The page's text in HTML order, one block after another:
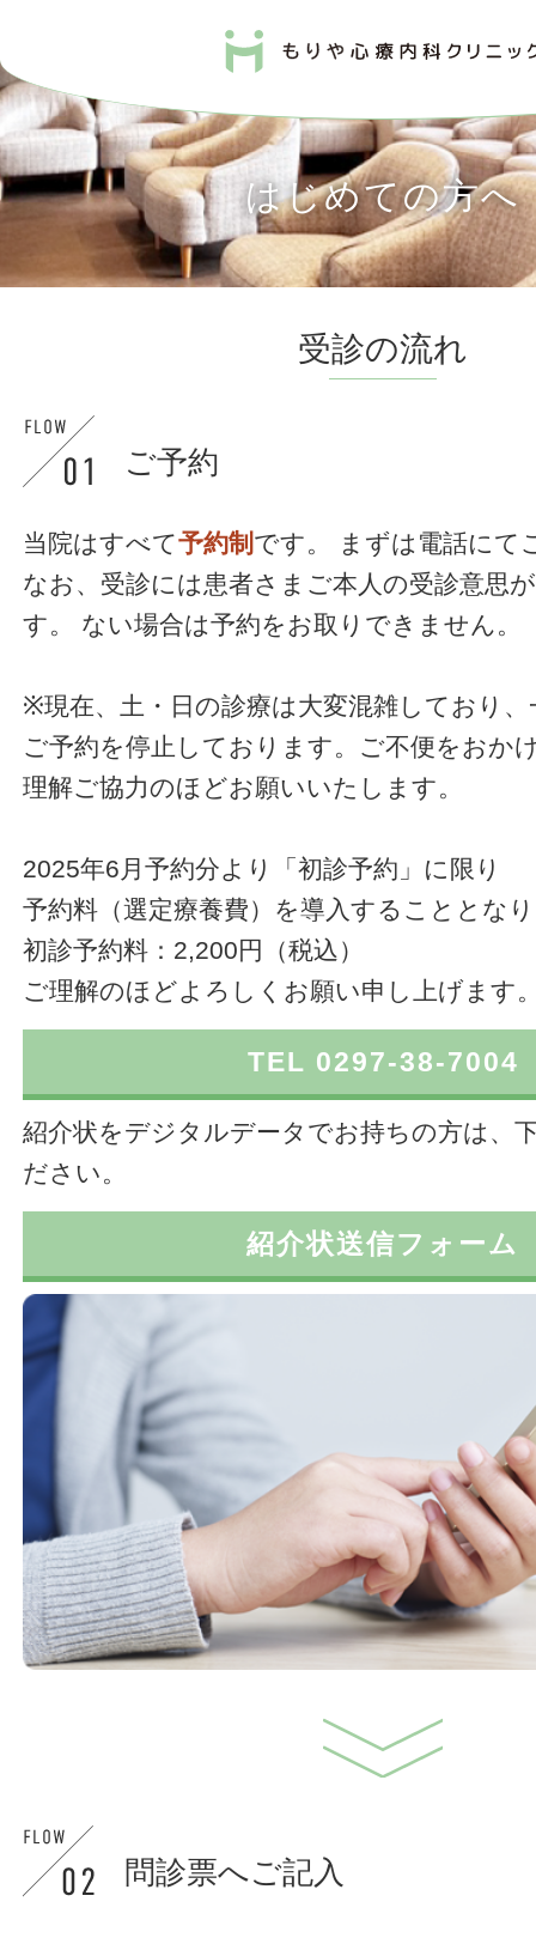
はじめての方へ
受診の流れ
ご予約
当院はすべて予約制 です。
まずは電話にて
なお、受診には患者さまご本人の受診意思
す。
ない場合は予約をお取りできません。
※現在、土・日の診療は大変混雑しており
ご予約を停止しております。ご不便をおか
理解ご協力のほどお願いいたします。
2025年6月予約分より「初診予約」に限り
予約料（選定療養費）を導入することとな
初診予約料：2,200円（税込）
ご理解のほどよろしくお願い申し上げます
TEL 0297-38-7004
紹介状をデジタルデータでお持ちの方は、
ださい。
紹介状送信フォーム
問診票へご記入